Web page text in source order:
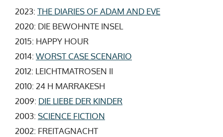
2023: THE DIARIES OF ADAM AND EVE
2020: DIE BEWOHNTE INSEL
2015: HAPPY HOUR
2014: WORST CASE SCENARIO
2012: LEICHTMATROSEN II
2010: 24 H MARRAKESH
2009: DIE LIEBE DER KINDER
2003: SCIENCE FICTION
2002: FREITAGNACHT